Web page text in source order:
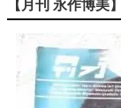
【月刊 永作博美】